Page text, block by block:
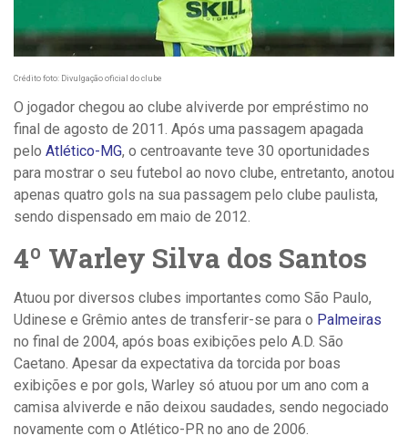
Crédito foto: Divulgação oficial do clube
O jogador chegou ao clube alviverde por empréstimo no
final de agosto de 2011. Após uma passagem apagada
pelo Atlético-MG, o centroavante teve 30 oportunidades
para mostrar o seu futebol ao novo clube, entretanto, anotou
apenas quatro gols na sua passagem pelo clube paulista,
sendo dispensado em maio de 2012.
4º Warley Silva dos Santos
Atuou por diversos clubes importantes como São Paulo,
Udinese e Grêmio antes de transferir-se para o Palmeiras
no final de 2004, após boas exibições pelo A.D. São
Caetano. Apesar da expectativa da torcida por boas
exibições e por gols, Warley só atuou por um ano com a
camisa alviverde e não deixou saudades, sendo negociado
novamente com o Atlético-PR no ano de 2006.